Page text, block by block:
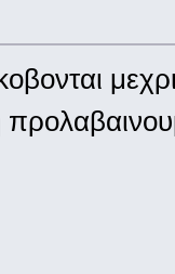
κοβονται